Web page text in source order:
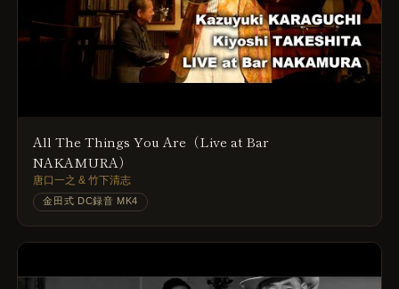
All The Things You Are（Live at Bar
NAKAMURA）
唐口一之 & 竹下清志
金田式 DC録音 MK4